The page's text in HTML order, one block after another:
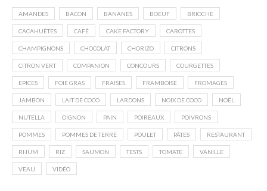
AMANDES BACON BANANES BOEUF BRIOCHE
CACAHUÈTES CAFÉ CAKE FACTORY CAROTTES
CHAMPIGNONS CHOCOLAT CHORIZO CITRONS
CITRON VERT COMPANION CONCOURS COURGETTES
EPICES FOIE GRAS FRAISES FRAMBOISE FROMAGES
JAMBON LAIT DE COCO LARDONS NOIX DE COCO NOËL
NUTELLA OIGNON PAIN POIREAUX POIVRONS
POMMES POMMES DE TERRE POULET PÂTES RESTAURANT
RHUM RIZ SAUMON TESTS TOMATE VANILLE
VEAU VIDÉO